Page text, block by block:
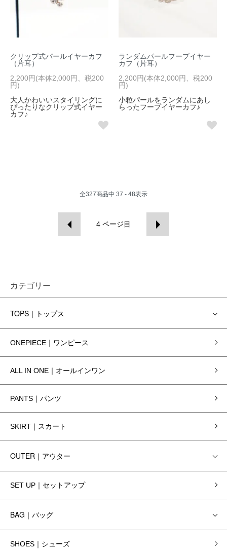
クリップ式パールイヤーカフ
（片耳）
2,200円(本体2,000円、税200
円)
大人かわいいスタイリングに
ぴったりなクリップ式イヤー
カフ♪
ランダムパールフープイヤー
カフ（片耳）
2,200円(本体2,000円、税200
円)
小粒パールをランダムにあし
らったフープイヤーカフ♪
全327商品中 37 - 48表示
4 ページ目
カテゴリー
TOPS｜トップス
ONEPIECE｜ワンピース
ALL IN ONE｜オールインワン
PANTS｜パンツ
SKIRT｜スカート
OUTER｜アウター
SET UP｜セットアップ
BAG｜バッグ
SHOES｜シューズ